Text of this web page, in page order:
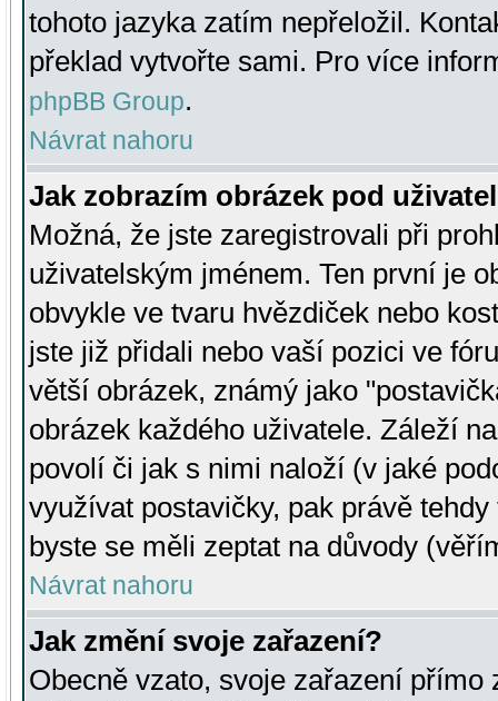
tohoto jazyka zatím nepřeložil.
překlad vytvořte sami. Pro více
phpBB Group.
Návrat nahoru
Jak zobrazím obrázek pod
Možná, že jste zaregistrovali při
uživatelským jménem. Ten první je
obvykle ve tvaru hvězdiček nebo
jste již přidali nebo vaší pozici ve
větší obrázek, známý jako
obrázek každého uživatele. Záleží
povolí či jak s nimi naloží (v jaké
využívat postavičky, pak právě
byste se měli zeptat na důvody
Návrat nahoru
Jak změní svoje zařazení?
Obecně vzato, svoje zařazení přímo